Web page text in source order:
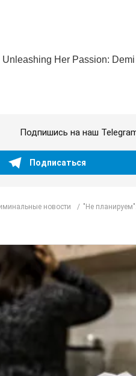
Подпишись на наш
Подписаться
новости "Не планируем":